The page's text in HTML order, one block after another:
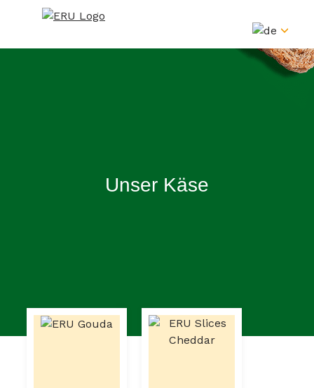
Unser Käse